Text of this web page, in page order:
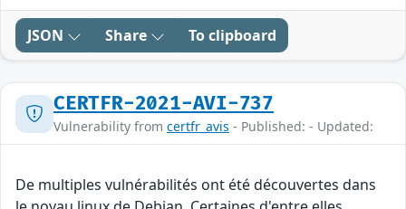
JSON Share To clipboard
CERTFR-2021-AVI-737
Vulnerability from certfr_avis - Published: - Updated:
De multiples vulnérabilités ont été découvertes dans